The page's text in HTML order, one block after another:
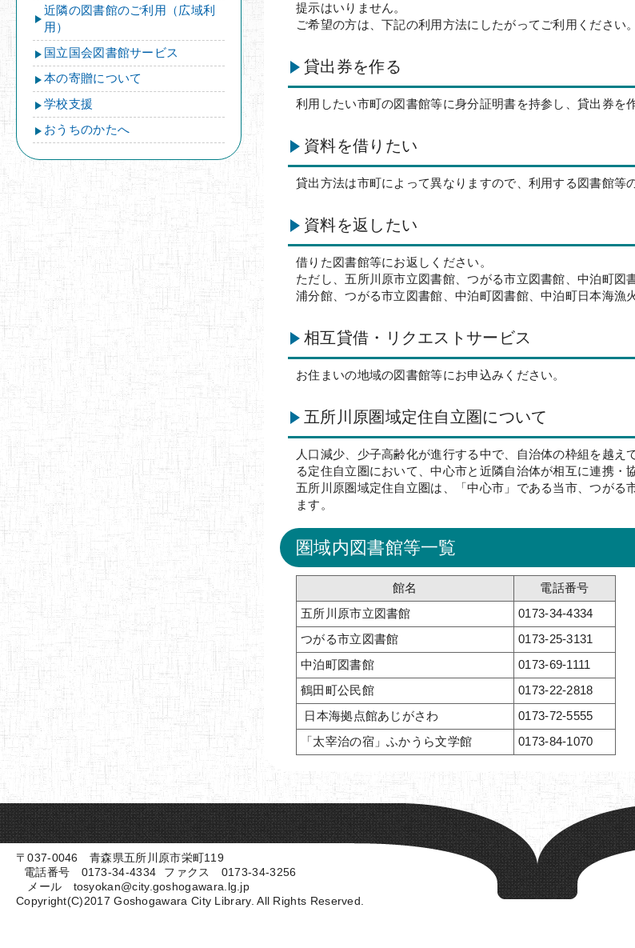
提示はいりません。
ご希望の方は、下記の利用方法にしたがってご利用ください。
貸出券を作る
利用したい市町の図書館等に身分証明書を持参し、貸出券を
資料を借りたい
貸出方法は市町によって異なりますので、利用する図書館等
資料を返したい
借りた図書館等にお返しください。
ただし、五所川原市立図書館、つがる市立図書館、中泊町
浦分館、つがる市立図書館、中泊町図書館、中泊町日本海漁
相互貸借・リクエストサービス
お住まいの地域の図書館等にお申込みください。
五所川原圏域定住自立圏について
人口減少、少子高齢化が進行する中で、自治体の枠組を越
る定住自立圏において、中心市と近隣自治体が相互に連携・
五所川原圏域定住自立圏は、「中心市」である当市、つが
ます。
圏域内図書館等一覧
館名
電話番号
五所川原市立図書館
0173-34-4334
つがる市立図書館
0173-25-3131
中泊町図書館
0173-69-1111
鶴田町公民館
0173-22-2818
日本海拠点館あじがさわ
0173-72-5555
「太宰治の宿」ふかうら文学館
0173-84-1070
近隣の図書館のご利用（広域利
用）
国立国会図書館サービス
本の寄贈について
学校支援
おうちのかたへ
〒037-0046 青森県五所川原市栄町119
電話番号 0173-34-4334
ファクス 0173-34-3256
メール tosyokan@city.goshogawara.lg.jp
Copyright(C)2017 Goshogawara City Library. All Rights Reserved.